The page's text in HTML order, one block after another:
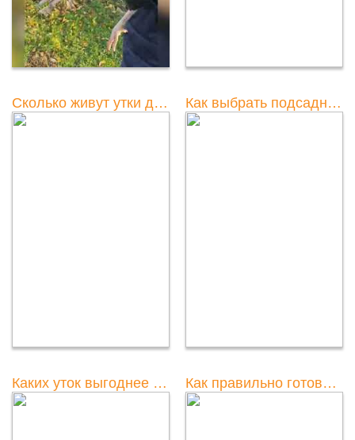
Сколько живут утки домашние? Основные факторы и примерная продолжительность жизни. Как выбрать подсадную утку: секреты успешного выбора
Каких уток выгоднее выращивать в домашних условиях? Как правильно готовить утку: советы для домашних условий